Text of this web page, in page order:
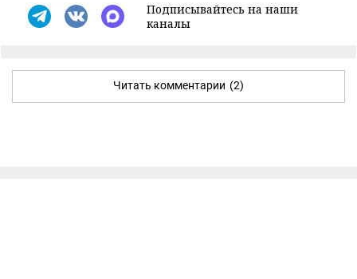
Подписывайтесь на наши
каналы
Читать комментарии (2)